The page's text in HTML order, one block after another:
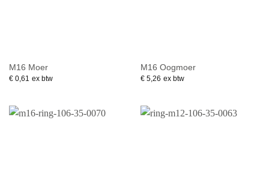
M16 Moer
€0,61 ex btw
M16 Oogmoer
€5,26 ex btw